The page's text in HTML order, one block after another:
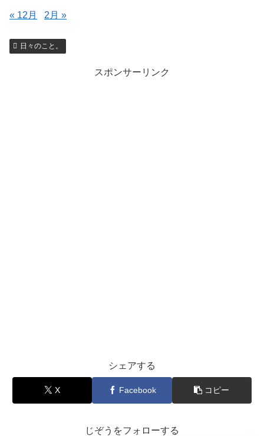
« 12月 2月 »
日々のこと。
スポンサーリンク
シェアする
X Facebook コピー
じぞうをフォローする